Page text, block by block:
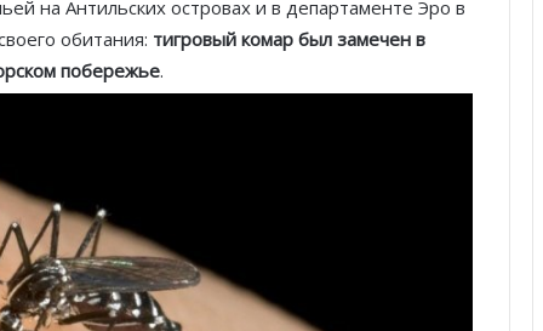
на Антильских островах и в департаменте Эро в
обитания: тигровый комар был замечен в
побережье.